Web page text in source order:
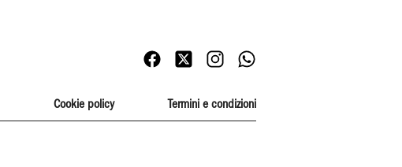
Cookie policy Termini e condizioni